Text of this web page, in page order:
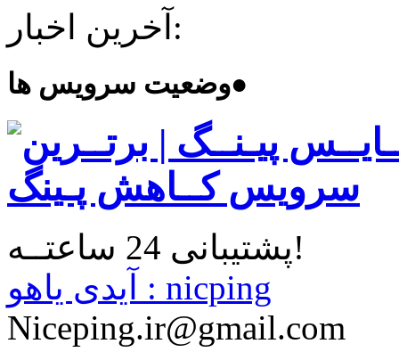
آخرین اخبار:
وضعیت سرویس ها●
پشتیبانی 24 ساعتــه!
آیدی یاهو : nicping
Niceping.ir@gmail.com